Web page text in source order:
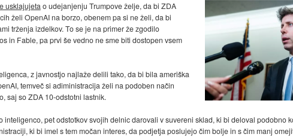
usklajujeta o udejanjenju Trumpove želje, da bi ZDA
želi OpenAI na borzo, obenem pa si ne želi, da bi
trženja izdelkov. To se je na primer že zgodilo
in Fable, pa prvi še vedno ne sme biti dostopen vsem
z javnostjo najlaže delili tako, da bi bila ameriška
temveč si adiministracija želi na podoben način
saj so ZDA 10-odstotni lastnik.
pet odstotkov svojih delnic darovali v suvereni sklad, ki bi deloval podobno
ki bi imel s tem močan interes, da podjetja poslujejo čim bolje in s čim manj